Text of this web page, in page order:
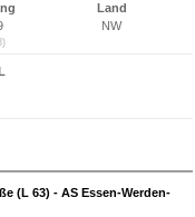
Land
NW
(L 63) - AS Essen-Werden-